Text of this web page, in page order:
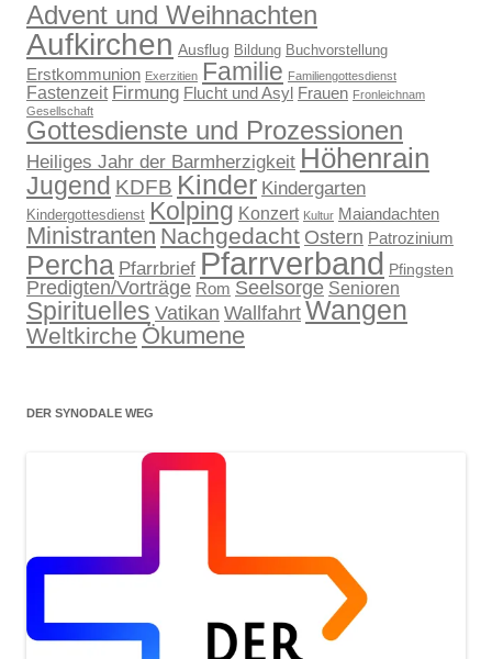
Advent und Weihnachten
Aufkirchen Ausflug Bildung Buchvorstellung
Erstkommunion Exerzitien Familie Familiengottesdienst
Fastenzeit Firmung Flucht und Asyl Frauen Fronleichnam
Gesellschaft
Gottesdienste und Prozessionen
Heiliges Jahr der Barmherzigkeit Höhenrain
Jugend KDFB Kinder Kindergarten
Kindergottesdienst Kolping Konzert Kultur Maiandachten
Ministranten Nachgedacht Ostern Patrozinium
Percha Pfarrbrief Pfarrverband Pfingsten
Predigten/Vorträge Rom Seelsorge Senioren
Spirituelles Vatikan WallfahrtWangen
Weltkirche Ökumene
DER SYNODALE WEG